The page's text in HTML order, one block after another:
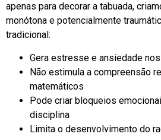
apenas para decorar a tabuada,
monótona e potencialmente
tradicional:
Gera estresse e ansiedade
Não estimula a compreensão
matemáticos
Pode criar bloqueios
disciplina
Limita o desenvolvimento do